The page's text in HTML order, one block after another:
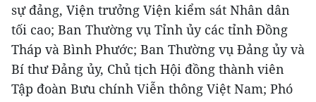
sự đảng, Viện trưởng Viện kiểm sát Nhân dân
tối cao; Ban Thường vụ Tỉnh ủy các tỉnh Đồng
Tháp và Bình Phước; Ban Thường vụ Đảng ủy và
Bí thư Đảng ủy, Chủ tịch Hội đồng thành viên
Tập đoàn Bưu chính Viễn thông Việt Nam; Phó